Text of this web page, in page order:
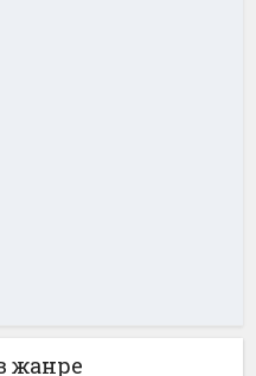
жанре